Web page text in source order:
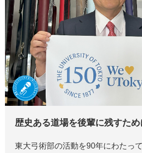
歴史ある道場を後輩に残すため
東大弓術部の活動を90年にわたっ